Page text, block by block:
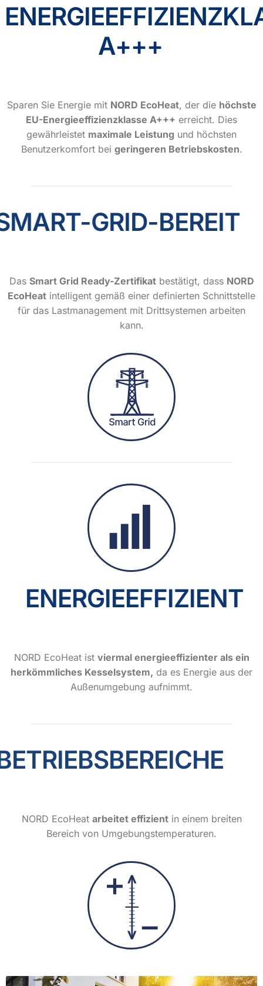
A+++
Sparen Sie Energie mit NORD EcoHeat, der die höchste
EU-Energieeffizienzklasse A+++ erreicht. Dies
gewährleistet maximale Leistung und höchsten
Benutzerkomfort bei geringeren Betriebskosten.
SMART-GRID-BEREIT
Das Smart Grid Ready-Zertifikatbestätigt, dass NORD
EcoHeat intelligent gemäß einer definierten Schnittstelle
für das Lastmanagement mit Drittsystemen arbeiten
kann.
ENERGIEEFFIZIENT
NORD EcoHeat ist viermal energieeffizienter als ein
herkömmliches Kesselsystem, da es Energie aus der
Außenumgebung aufnimmt.
BETRIEBSBEREICHE
NORD EcoHeat arbeitet effizientin einem breiten
Bereich von Umgebungstemperaturen.